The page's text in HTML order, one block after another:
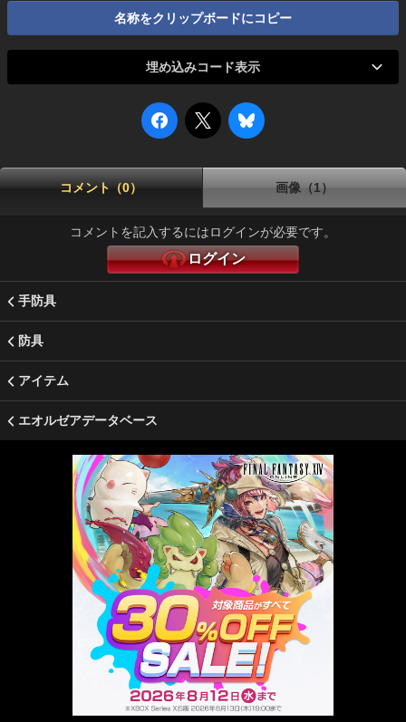
名称をクリップボードにコピー
埋め込みコード表示
コメント（0） 画像（1）
コメントを記入するにはログインが必要です。
ログイン
手防具
防具
アイテム
エオルゼアデータベース